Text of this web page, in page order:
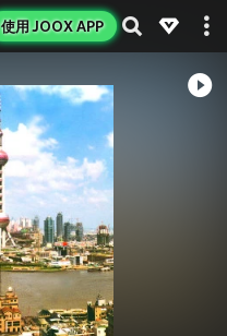
使用 JOOX APP